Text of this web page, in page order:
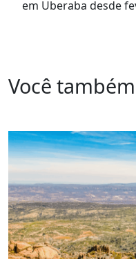
em Uberaba desde
Você